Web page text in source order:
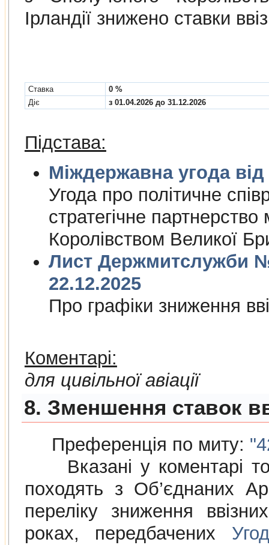
Ірландії знижено ставки
Cтавка
0 %
Діє
з 01.04.2026 до 31.12.2026
Підстава:
Угода про полiтичне
стратегiчне
Королiвством Великої
Лист Держмитслужби №
22.12.2025
Про графiки зниження
Коментарі:
для цивільної авіації
8. Зменшення ставок
Преференція по миту:
Вказані у коментарі
походять з Об’єднаних
переліку зниження
роках, передбачених